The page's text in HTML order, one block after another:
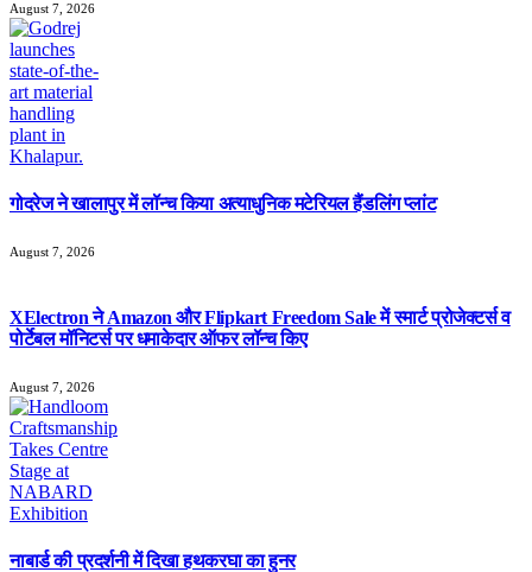
August 7, 2026
गोदरेज ने खालापुर में लॉन्च किया अत्याधुनिक मटेरियल हैंडलिंग प्लांट
August 7, 2026
XElectron ने Amazon और Flipkart Freedom Sale में स्मार्ट प्रोजेक्टर्स व
पोर्टेबल मॉनिटर्स पर धमाकेदार ऑफर लॉन्च किए
August 7, 2026
नाबार्ड की प्रदर्शनी में दिखा हथकरघा का हुनर